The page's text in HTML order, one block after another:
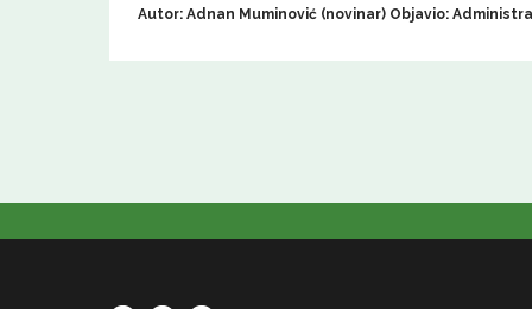
Autor: Adnan Muminović (novinar) Objavio: